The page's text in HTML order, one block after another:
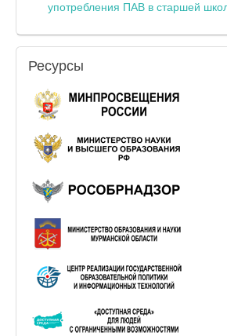
употребления ПАВ в старшей
Ресурсы